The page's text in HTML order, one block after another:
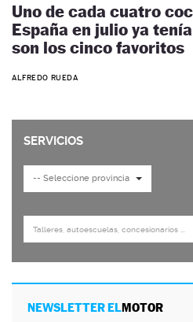
Uno de cada cuatro
España en julio ya
son los cinco favoritos
ALFREDO RUEDA
NEWSLETTER ELMOTOR